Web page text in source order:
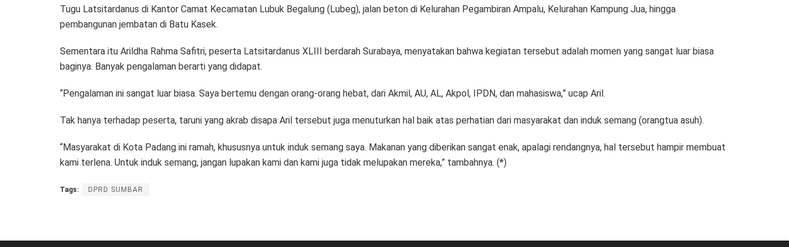
Tugu Latsitardanus di Kantor Camat Kecamatan Lubuk Begalung (Lubeg), jalan beton di Kelurahan Pegambiran Ampalu, Kelurahan Kampung Jua, hingga
pembangunan jembatan di Batu Kasek.
Sementara itu Arildha Rahma Safitri, peserta Latsitardanus XLIII berdarah Surabaya, menyatakan bahwa kegiatan tersebut adalah momen yang sangat luar biasa
baginya. Banyak pengalaman berarti yang didapat.
“Pengalaman ini sangat luar biasa. Saya bertemu dengan orang-orang hebat, dari Akmil, AU, AL, Akpol, IPDN, dan mahasiswa,” ucap Aril.
Tak hanya terhadap peserta, taruni yang akrab disapa Aril tersebut juga menuturkan hal baik atas perhatian dari masyarakat dan induk semang (orangtua asuh).
“Masyarakat di Kota Padang ini ramah, khususnya untuk induk semang saya. Makanan yang diberikan sangat enak, apalagi rendangnya, hal tersebut hampir membuat
kami terlena. Untuk induk semang, jangan lupakan kami dan kami juga tidak melupakan mereka,” tambahnya. (*)
Tags: DPRD SUMBAR